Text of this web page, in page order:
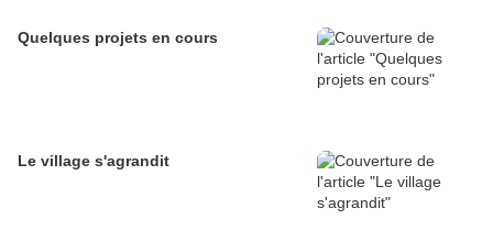
Quelques projets en cours
Le village s'agrandit